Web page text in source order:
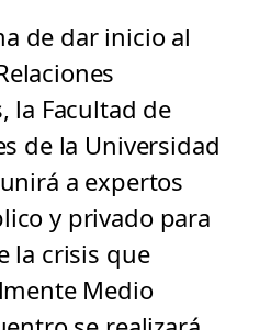
de dar inicio al
la Facultad de
de la Universidad
a expertos
y privado para
la crisis que
Medio